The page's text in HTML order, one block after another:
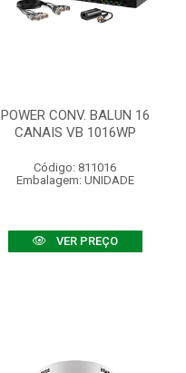
POWER CONV. BALUN 16
CANAIS VB 1016WP
Código: 811016
Embalagem: UNIDADE
VER PREÇO